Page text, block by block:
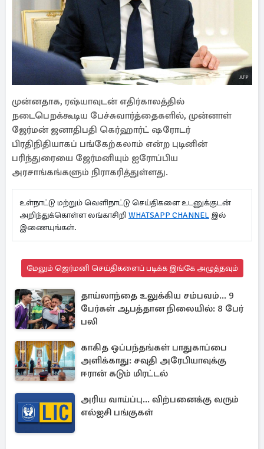
முன்னதாக, ரஷ்யாவுடன் எதிர்காலத்தில்
நடைபெறக்கூடிய பேச்சுவார்த்தைகளில், முன்னாள்
ஜேர்மன் ஜனாதிபதி கெர்ஹார்ட் ஷரோடர்
பிரதிநிதியாகப் பங்கேற்கலாம் என்ற புடினின்
பரிந்துரையை ஜேர்மனியும் ஐரோப்பிய
அரசாங்கங்களும் நிராகரித்துள்ளது.
உள்நாட்டு மற்றும் வெளிநாட்டு செய்திகளை உடனுக்குடன்
அறிந்துக்கொள்ள லங்காசிறி WHATSAPP CHANNEL இல்
இணையுங்கள்.
மேலும் ஜெர்மனி செய்திகளைப் படிக்க இங்கே அழுத்தவும்
தாய்லாந்தை உலுக்கிய சம்பவம்... 9
பேர்கள் ஆபத்தான நிலையில்: 8 பேர்
பலி
காகித ஒப்பந்தங்கள் பாதுகாப்பை
அளிக்காது: சவுதி அரேபியாவுக்கு
ஈரான் கடும் மிரட்டல்
அரிய வாய்ப்பு... விற்பனைக்கு வரும்
எல்ஐசி பங்குகள்